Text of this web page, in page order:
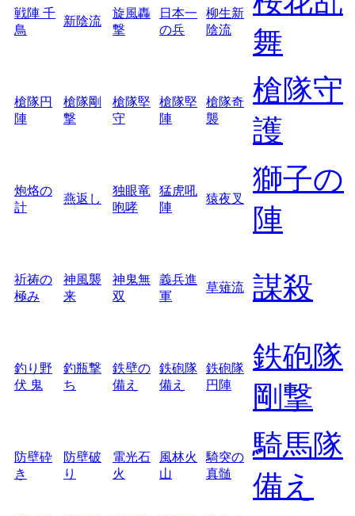
戦陣 千
鳥
新陰流
旋風轟
撃
日本一
の兵
柳生新
陰流
舞
槍隊円
陣
槍隊剛
撃
槍隊堅
守
槍隊堅
陣
槍隊奇
襲
槍隊守
護
炮烙の
計
燕返し
独眼竜
咆哮
猛虎吼
陣
猿夜叉
獅子の
陣
祈祷の
極み
神風襲
来
神鬼無
双
義兵進
軍
草薙流 謀殺
釣り野
伏 鬼
釣瓶撃
ち
鉄壁の
備え
鉄砲隊
備え
鉄砲隊
円陣
鉄砲隊
剛撃
防壁砕
き
防壁破
り
電光石
火
風林火
山
騎突の
真髄
騎馬隊
備え